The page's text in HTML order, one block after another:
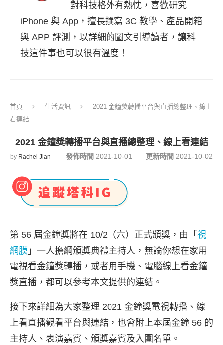
對科技格外有熱忱，喜歡研究
iPhone 與 App，擅長撰寫 3C 教學、產品開箱
與 APP 評測，以詳細的圖文引導讀者，讓科
技這件事也可以很有溫度！
首頁 生活資訊
2021 金鐘獎轉播平台與直播總整理、線上
看連結
2021 金鐘獎轉播平台與直播總整理、線上看連結
by Rachel Jian 發佈時間 2021-10-01 更新時間 2021-10-02
第 56 屆金鐘獎將在 10/2（六）正式頒獎，由「 視
網膜 」一人擔綱頒獎典禮主持人，無論你想在家用
電視看金鐘獎轉播，或者用手機、電腦線上看金鐘
獎直播，都可以參考本文提供的連結。
接下來詳細為大家整理 2021 金鐘獎電視轉播、線
上看直播觀看平台與連結，也會附上本屆金鐘 56 的
主持人、表演嘉賓、頒獎嘉賓及入圍名單。